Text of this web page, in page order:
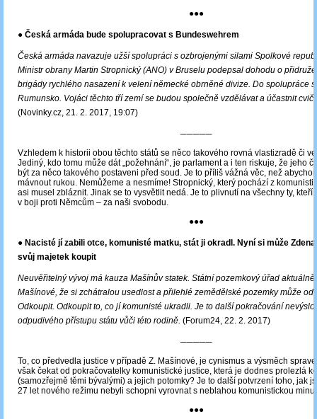
●●●
● Česká armáda bude spolupracovat s Bundeswehrem
Česká armáda navazuje užší spolupráci s ozbrojenými silami Spolkové
Ministr obrany Martin Stropnický (ANO) v Bruselu podepsal dohodu o
brigády rychlého nasazení k velení německé obrněné divize. Do spolupráce
Rumunsko. Vojáci těchto tří zemí se budou společně vzdělávat a účastnit
(Novinky.cz, 21. 2. 2017, 19:07)
─────
Vzhledem k historii obou těchto států se něco takového rovná vlastizradě či
Jediný, kdo tomu může dát „požehnání“, je parlament a i ten riskuje, že jeho
být za něco takového postaveni před soud. Je to příliš vážná věc, než
mávnout rukou. Nemůžeme a nesmíme! Stropnický, který pochází z
asi musel zbláznit. Jinak se to vysvětlit nedá. Je to plivnutí na všechny ty, kteří
v boji proti Němcům – za naši svobodu.
●●●
● Nacisté jí zabili otce, komunisté matku, stát ji okradl. Nyní si může
svůj majetek koupit
Neuvěřitelný vývoj má kauza Mašínův statek. Státní pozemkový úřad
Mašínové, že si zchátralou usedlost a přilehlé zemědělské pozemky může
Odkoupit. Odkoupit to, co jí komunisté ukradli. Je to další pokračování
odpudivého přístupu státu vůči této rodině. (Forum24, 22. 2. 2017)
─────
To, co předvedla justice v případě Z. Mašínové, je cynismus a výsměch
však čekat od pokračovatelky komunistické justice, která je dodnes prolezlá
(samozřejmě těmi bývalými) a jejich potomky? Je to další potvrzení toho, jak
27 let nového režimu nebyli schopni vyrovnat s neblahou komunistickou
●●●